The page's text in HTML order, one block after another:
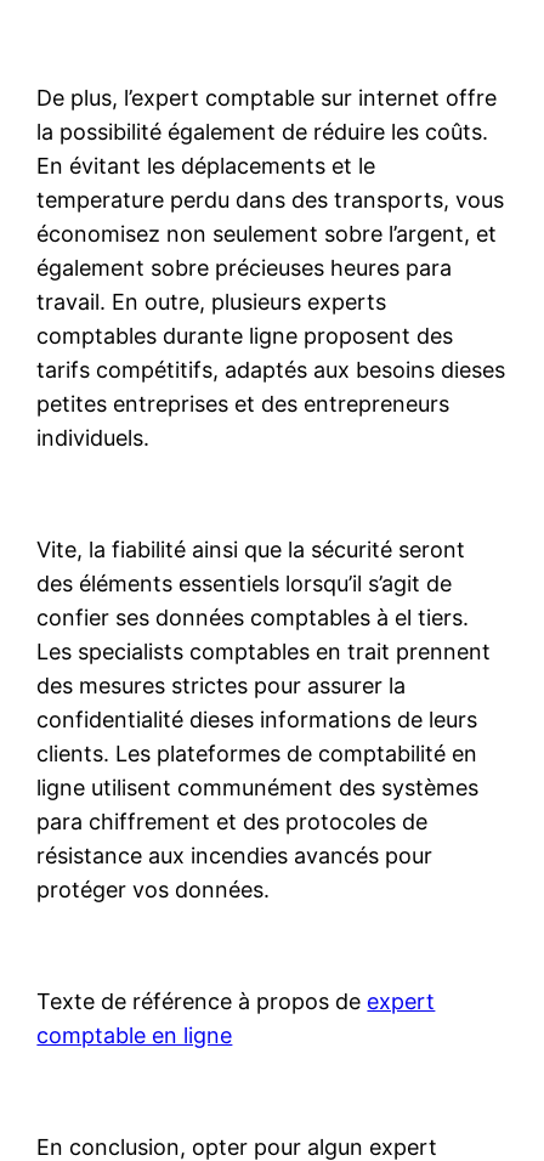
De plus, l’expert comptable sur internet offre
la possibilité également de réduire les coûts.
En évitant les déplacements et le
temperature perdu dans des transports, vous
économisez non seulement sobre l’argent, et
également sobre précieuses heures para
travail. En outre, plusieurs experts
comptables durante ligne proposent des
tarifs compétitifs, adaptés aux besoins dieses
petites entreprises et des entrepreneurs
individuels.
Vite, la fiabilité ainsi que la sécurité seront
des éléments essentiels lorsqu’il s’agit de
confier ses données comptables à el tiers.
Les specialists comptables en trait prennent
des mesures strictes pour assurer la
confidentialité dieses informations de leurs
clients. Les plateformes de comptabilité en
ligne utilisent communément des systèmes
para chiffrement et des protocoles de
résistance aux incendies avancés pour
protéger vos données.
Texte de référence à propos de expert
comptable en ligne
En conclusion, opter pour algun expert